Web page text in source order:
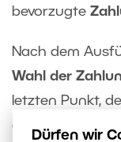
Dürfen wir
bevorzugte
Nach dem
Wahl der
letzten Punkt,
der Bestellung